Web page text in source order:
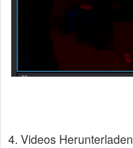
4. Videos Herunterladen